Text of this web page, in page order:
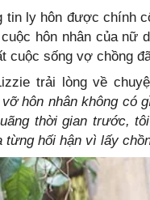
tin ly hôn được chính
hôn nhân của nữ
cuộc sống vợ chồng
trải lòng về
vỡ hôn nhân không có
thời gian trước,
từng hối hận vì lấy